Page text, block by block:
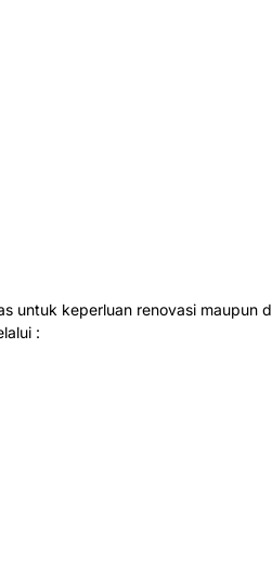
untuk keperluan renovasi maupun
: